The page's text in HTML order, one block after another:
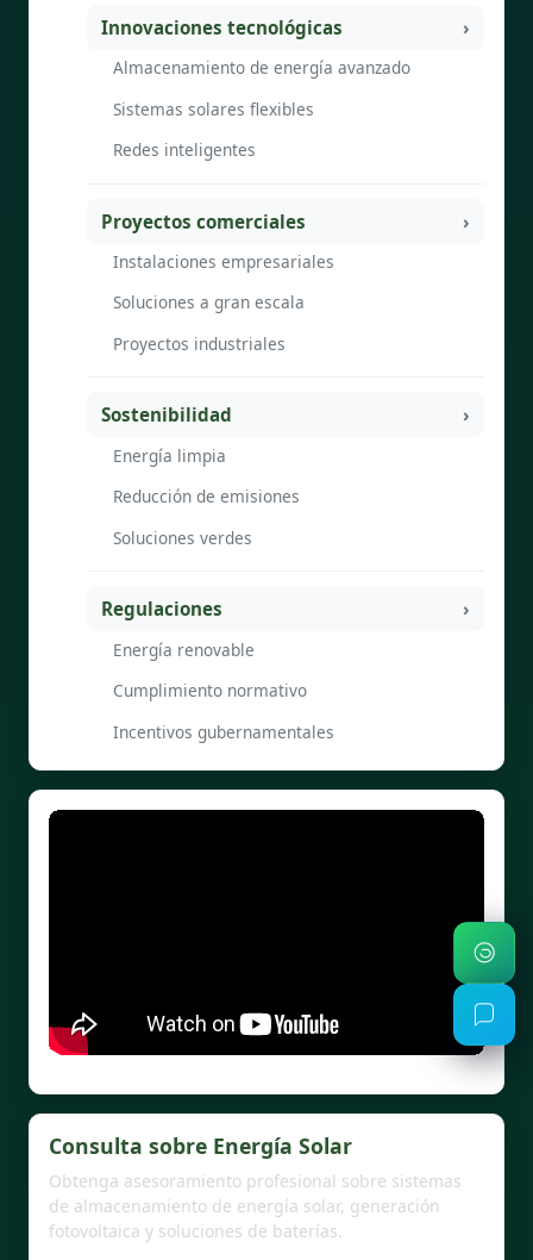
Innovaciones tecnológicas
Almacenamiento de energía avanzado
Sistemas solares flexibles
Redes inteligentes
Proyectos comerciales
Instalaciones empresariales
Soluciones a gran escala
Proyectos industriales
Sostenibilidad
Energía limpia
Reducción de emisiones
Soluciones verdes
Regulaciones
Energía renovable
Cumplimiento normativo
Incentivos gubernamentales
Consulta sobre Energía Solar
Obtenga asesoramiento profesional sobre sistemas
de almacenamiento de energía solar, generación
fotovoltaica y soluciones de baterías.